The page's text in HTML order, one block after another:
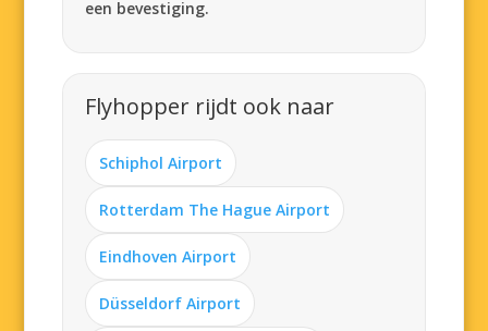
een bevestiging.
Flyhopper rijdt ook naar
Schiphol Airport
Rotterdam The Hague Airport
Eindhoven Airport
Düsseldorf Airport